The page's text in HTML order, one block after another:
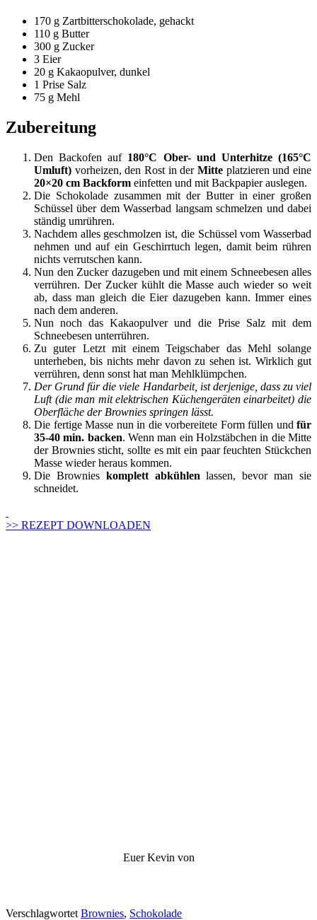
170 g Zartbitterschokolade, gehackt
110 g Butter
300 g Zucker
3 Eier
20 g Kakaopulver, dunkel
1 Prise Salz
75 g Mehl
Zubereitung
Den Backofen auf 180°C Ober- und Unterhitze (165°C
Umluft) vorheizen, den Rost in der Mitte platzieren und eine
20×20 cm Backform einfetten und mit Backpapier auslegen.
Die Schokolade zusammen mit der Butter in einer großen
Schüssel über dem Wasserbad langsam schmelzen und dabei
ständig umrühren.
Nachdem alles geschmolzen ist, die Schüssel vom Wasserbad
nehmen und auf ein Geschirrtuch legen, damit beim rühren
nichts verrutschen kann.
Nun den Zucker dazugeben und mit einem Schneebesen alles
verrühren. Der Zucker kühlt die Masse auch wieder so weit
ab, dass man gleich die Eier dazugeben kann. Immer eines
nach dem anderen.
Nun noch das Kakaopulver und die Prise Salz mit dem
Schneebesen unterrühren.
Zu guter Letzt mit einem Teigschaber das Mehl solange
unterheben, bis nichts mehr davon zu sehen ist. Wirklich gut
verrühren, denn sonst hat man Mehlklümpchen.
Der Grund für die viele Handarbeit, ist derjenige, dass zu viel
Luft (die man mit elektrischen Küchengeräten einarbeitet) die
Oberfläche der Brownies springen lässt.
Die fertige Masse nun in die vorbereitete Form füllen und für
35-40 min. backen. Wenn man ein Holzstäbchen in die Mitte
der Brownies sticht, sollte es mit ein paar feuchten Stückchen
Masse wieder heraus kommen.
Die Brownies komplett abkühlenlassen, bevor man sie
schneidet.
>> REZEPT DOWNLOADEN
Euer Kevin von
Verschlagwortet Brownies, Schokolade